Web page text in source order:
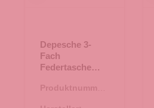
Depesche 3-
Fach
Federtasche
Gaming
Produktnummer: